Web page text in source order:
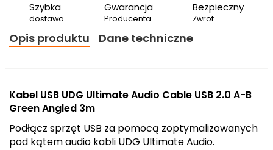
Szybka
dostawa
Gwarancja
Producenta
Bezpieczny
Zwrot
Opis produktu Dane techniczne
Kabel USB UDG Ultimate Audio Cable USB 2.0 A-B
Green Angled 3m
Podłącz sprzęt USB za pomocą zoptymalizowanych
pod kątem audio kabli UDG Ultimate Audio.